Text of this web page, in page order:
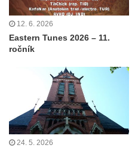
12. 6. 2026
Eastern Tunes 2026 – 11.
ročník
24. 5. 2026